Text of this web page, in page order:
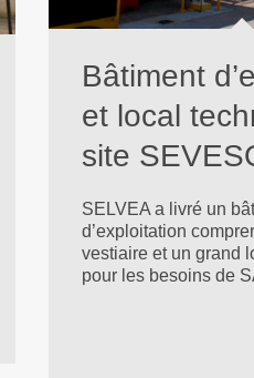
Bâtiment
et local
site
SELVEA a livré un
d’exploitation
vestiaire et un grand
pour les besoins de